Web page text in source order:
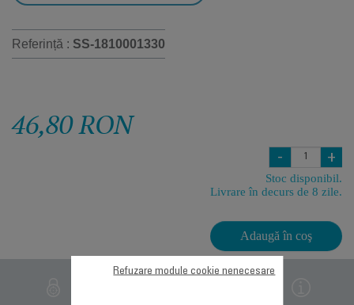
Referință : SS-1810001330
46,80 RON
- +
Stoc disponibil.
Livrare în decurs de 8 zile.
Adaugă în coş
Refuzare module cookie nenecesare